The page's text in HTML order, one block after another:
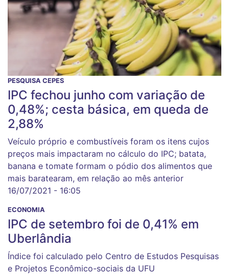
PESQUISA CEPES
IPC fechou junho com variação de
0,48%; cesta básica, em queda de
2,88%
Veículo próprio e combustíveis foram os itens cujos
preços mais impactaram no cálculo do IPC; batata,
banana e tomate formam o pódio dos alimentos que
mais baratearam, em relação ao mês anterior
16/07/2021 - 16:05
ECONOMIA
IPC de setembro foi de 0,41% em
Uberlândia
Índice foi calculado pelo Centro de Estudos Pesquisas
e Projetos Econômico-sociais da UFU